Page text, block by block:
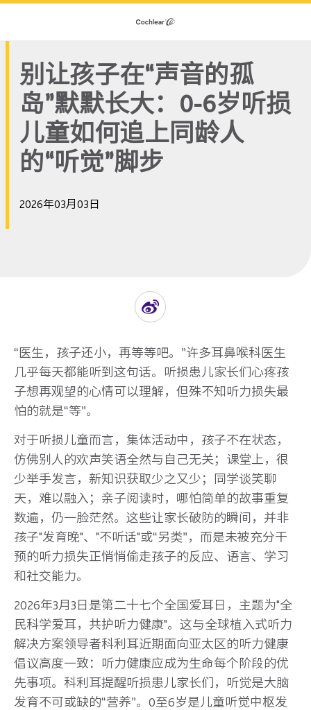
别让孩子在“声音的孤
岛”默默长大：0-6岁听损
儿童如何追上同龄人
的“听觉”脚步
2026年03月03日
“医生，孩子还小，再等等吧。”许多耳鼻喉科医生
几乎每天都能听到这句话。听损患儿家长们心疼孩
子想再观望的心情可以理解，但殊不知听力损失最
怕的就是“等”。
对于听损儿童而言，集体活动中，孩子不在状态，
仿佛别人的欢声笑语全然与自己无关；课堂上，很
少举手发言，新知识获取少之又少；同学谈笑聊
天，难以融入；亲子阅读时，哪怕简单的故事重复
数遍，仍一脸茫然。这些让家长破防的瞬间，并非
孩子"发育晚"、"不听话"或“另类”，而是未被充分干
预的听力损失正悄悄偷走孩子的反应、语言、学习
和社交能力。
2026年3月3日是第二十七个全国爱耳日，主题为"全
民科学爱耳，共护听力健康"。这与全球植入式听力
解决方案领导者科利耳近期面向亚太区的听力健康
倡议高度一致：听力健康应成为生命每个阶段的优
先事项。科利耳提醒听损患儿家长们，听觉是大脑
发育不可或缺的“营养”。0至6岁是儿童听觉中枢发